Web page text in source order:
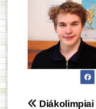
Diákolimpiai